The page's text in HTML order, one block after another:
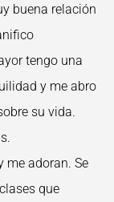
buena relación
tengo una
y me abro
su vida.
me adoran. Se
que